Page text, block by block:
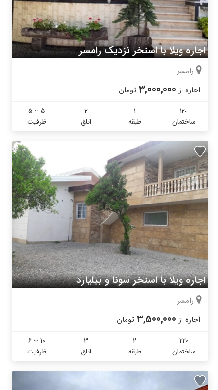
اجاره ویلا با استخر نزدیک رامسر
رامسر
اجاره از 3,000,000 تومان
120
ساختمان
1
طبقه
2
اتاق
5 ~ 5
ظرفیت
اجاره ویلا با استخر سونا و بیلیارد
رامسر
اجاره از 3,500,000 تومان
220
ساختمان
2
طبقه
3
اتاق
6 ~ 10
ظرفیت